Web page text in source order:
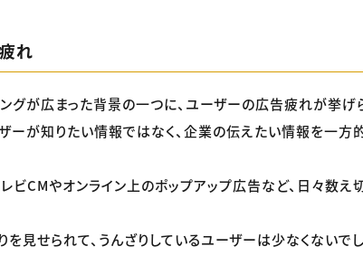
れ
グが広まった背景の一つに、ユーザーの広告疲れが挙げ
ーが知りたい情報ではなく、企業の伝えたい情報を一
ビCMやオンライン上のポップアップ広告など、日々数
見せられて、うんざりしているユーザーは少なくないでし